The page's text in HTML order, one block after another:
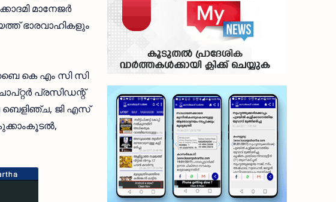
മാനേജര്‍
ഭാരവാഹികളും
കെ എം സി സി
പ്രസിഡന്റ്
ബെളിഞ്ച, ജി എസ്